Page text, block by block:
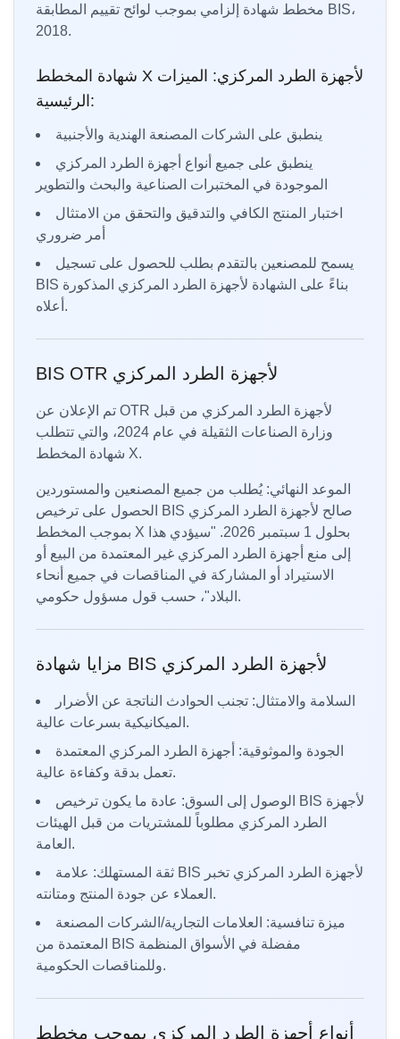
مخطط شهادة إلزامي بموجب لوائح تقييم المطابقة BIS،
2018.
شهادة المخطط X لأجهزة الطرد المركزي: الميزات
الرئيسية:
ينطبق على الشركات المصنعة الهندية والأجنبية
ينطبق على جميع أنواع أجهزة الطرد المركزي
الموجودة في المختبرات الصناعية والبحث والتطوير
اختبار المنتج الكافي والتدقيق والتحقق من الامتثال
أمر ضروري
يسمح للمصنعين بالتقدم بطلب للحصول على تسجيل
BIS بناءً على الشهادة لأجهزة الطرد المركزي المذكورة
أعلاه.
BIS OTR لأجهزة الطرد المركزي
تم الإعلان عن OTR لأجهزة الطرد المركزي من قبل
وزارة الصناعات الثقيلة في عام 2024، والتي تتطلب
شهادة المخطط X.
الموعد النهائي: يُطلب من جميع المصنعين والمستوردين
الحصول على ترخيص BIS صالح لأجهزة الطرد المركزي
بموجب المخطط X بحلول 1 سبتمبر 2026. "سيؤدي هذا
إلى منع أجهزة الطرد المركزي غير المعتمدة من البيع أو
الاستيراد أو المشاركة في المناقصات في جميع أنحاء
البلاد"، حسب قول مسؤول حكومي.
مزايا شهادة BIS لأجهزة الطرد المركزي
السلامة والامتثال: تجنب الحوادث الناتجة عن الأضرار
الميكانيكية بسرعات عالية.
الجودة والموثوقية: أجهزة الطرد المركزي المعتمدة
تعمل بدقة وكفاءة عالية.
الوصول إلى السوق: عادة ما يكون ترخيص BIS لأجهزة
الطرد المركزي مطلوباً للمشتريات من قبل الهيئات
العامة.
ثقة المستهلك: علامة BIS لأجهزة الطرد المركزي تخبر
العملاء عن جودة المنتج ومتانته.
ميزة تنافسية: العلامات التجارية/الشركات المصنعة
المعتمدة من BIS مفضلة في الأسواق المنظمة
وللمناقصات الحكومية.
أنواع أجهزة الطرد المركزي بموجب مخطط